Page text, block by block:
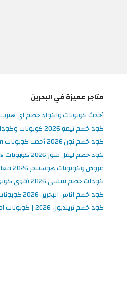
متاجر مميزة في البحرين
أحدث كوبونات واكواد خصم اي هيرب 2026 حتى 25% في iHerb البحرين
كود خصم تيمو 2026 كوبونات وكودات TEMU حتى 90% على الطلبات
كود خصم نون 2026 أحدث كوبونات Noon حتى 80% على المنتجات
كود خصم ليفل شوز 2026 كوبونات Level Shoes البحرين فعالة 100%
عروض وكوبونات هوستنجر 2026 فعالة 100% في Hostinger البحرين
كودات خصم نمشي 2026 أقوى كوبونات Namshi البحرين فعالة ومحدثة
كود خصم اناس البحرين 2026 كوبونات وخصومات Ounass فعالة 100%
كود خصم ترينديول 2026 | كوبونات Trendyol حتى 90% فعالة اليوم